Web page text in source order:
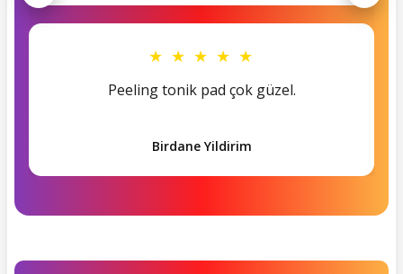
★ ★ ★ ★ ★
Peeling tonik pad çok güzel.
Birdane Yildirim